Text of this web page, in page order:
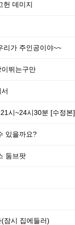
헌 데미지
리가 주인공이야~~
뛰는구만
시~24시30분 [수정본]
있을까요?
둠브팟
잠시 집에들러)